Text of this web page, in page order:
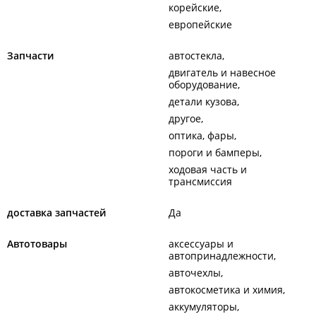
корейские
европейские
Запчасти
автостекла
двигатель и навесное
оборудование
детали кузова
другое
оптика, фары
пороги и бамперы
ходовая часть и
трансмиссия
доставка запчастей Да
Автотовары
аксессуары и
автопринадлежности
авточехлы
автокосметика и химия
аккумуляторы